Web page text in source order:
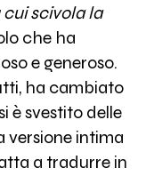
scivola la
che ha
e generoso.
ha cambiato
è svestito delle
versione intima
a tradurre in